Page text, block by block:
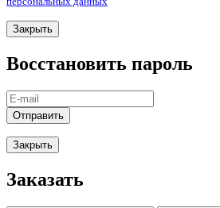
Закрыть
Восстановить пароль
Отправить
Закрыть
Заказать